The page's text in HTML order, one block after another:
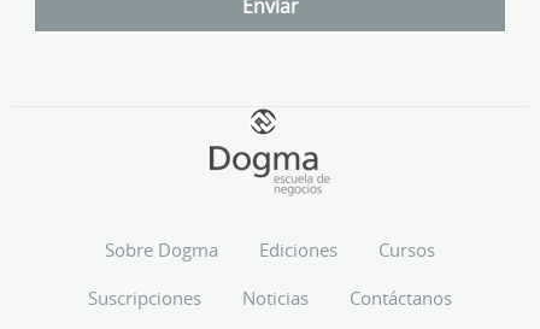
Sobre Dogma Ediciones
Cursos
Suscripciones
Noticias Contáctanos